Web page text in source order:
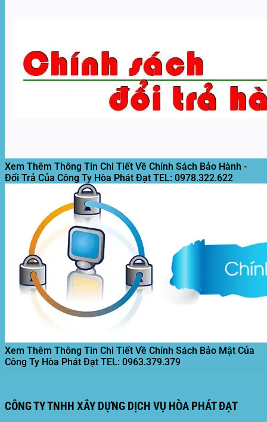
Xem Thêm Thông Tin Chi Tiết Về Chính Sách Bảo Hành -
Đổi Trả Của Công Ty Hòa Phát Đạt TEL: 0978.322.622
Xem Thêm Thông Tin Chi Tiết Về Chính Sách Bảo Mật Của
Công Ty Hòa Phát Đạt TEL: 0963.379.379
CÔNG TY TNHH XÂY DỰNG DỊCH VỤ HÒA PHÁT ĐẠT